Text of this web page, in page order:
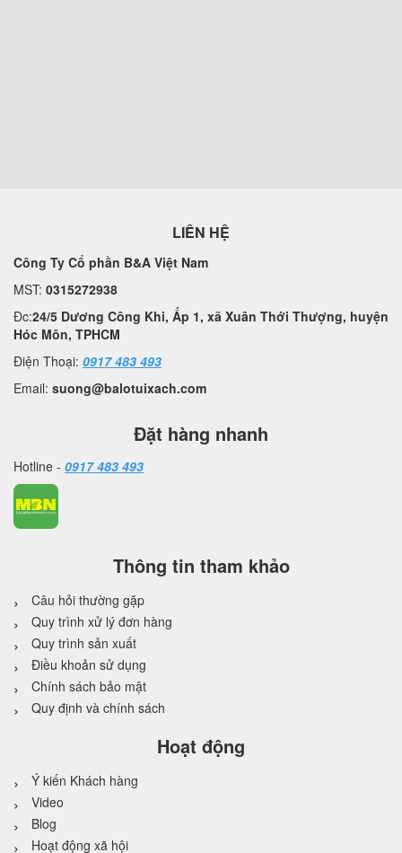
LIÊN HỆ
Công Ty Cổ phần B&A Việt Nam
MST: 0315272938
Đc:24/5 Dương Công Khi, Ấp 1, xã Xuân Thới Thượng, huyện
Hóc Môn, TPHCM
Điện Thoại: 0917 483 493
Email: suong@balotuixach.com
Đặt hàng nhanh
Hotline - 0917 483 493
Thông tin tham khảo
Câu hỏi thường gặp
Quy trình xử lý đơn hàng
Quy trình sản xuất
Điều khoản sử dụng
Chính sách bảo mật
Quy định và chính sách
Hoạt động
Ý kiến Khách hàng
Video
Blog
Hoạt động xã hội